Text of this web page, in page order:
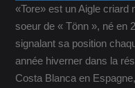
«Tore» est un Aigle criard
soeur de « Tönn », né en
signalant sa position
année hiverner dans la
Costa Blanca en